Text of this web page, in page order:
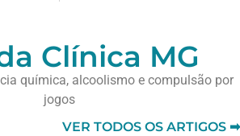
Clínica MG
química, alcoolismo e compulsão por
jogos
VER TODOS OS ARTIGOS ➡